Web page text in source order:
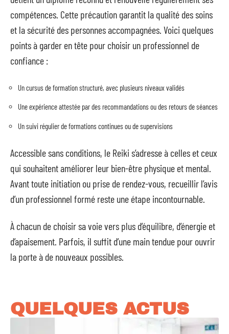
compétences. Cette précaution garantit la qualité des soins
et la sécurité des personnes accompagnées. Voici quelques
points à garder en tête pour choisir un professionnel de
confiance :
Un cursus de formation structuré, avec plusieurs niveaux validés
Une expérience attestée par des recommandations ou des retours de séances
Un suivi régulier de formations continues ou de supervisions
Accessible sans conditions, le Reiki s’adresse à celles et ceux
qui souhaitent améliorer leur bien-être physique et mental.
Avant toute initiation ou prise de rendez-vous, recueillir l’avis
d’un professionnel formé reste une étape incontournable.
À chacun de choisir sa voie vers plus d’équilibre, d’énergie et
d’apaisement. Parfois, il suffit d’une main tendue pour ouvrir
la porte à de nouveaux possibles.
QUELQUES ACTUS